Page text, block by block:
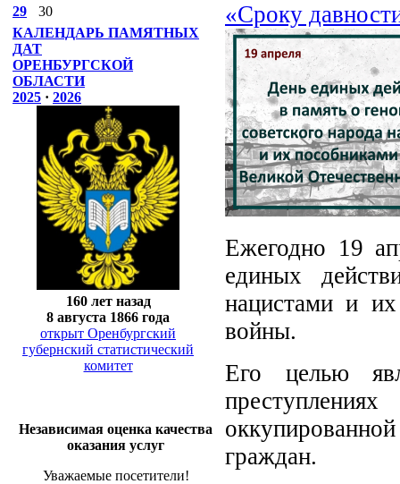
29
30
КАЛЕНДАРЬ ПАМЯТНЫХ
ДАТ
ОРЕНБУРГСКОЙ
ОБЛАСТИ
2025 · 2026
160 лет назад
8 августа 1866 года
открыт Оренбургский
губернский статистический
комитет
Независимая оценка качества
оказания услуг
Уважаемые посетители!
«Сроку
Ежегодно 19
единых
нацистами и
войны.
Его целью
граждан.